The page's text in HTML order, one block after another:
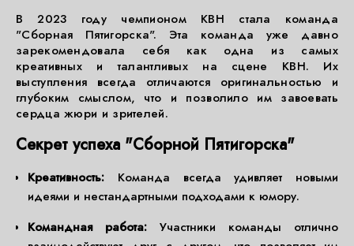
В 2023 году чемпионом КВН стала команда
"Сборная Пятигорска". Эта команда уже давно
зарекомендовала себя как одна из самых
креативных и талантливых на сцене КВН. Их
выступления всегда отличаются оригинальностью и
глубоким смыслом, что и позволило им завоевать
сердца жюри и зрителей.
Секрет успеха "Сборной Пятигорска"
Креативность: Команда всегда удивляет новыми
идеями и нестандартными подходами к юмору.
Командная работа: Участники команды отлично